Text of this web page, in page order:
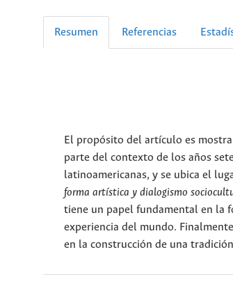
Resumen Referencias
El propósito del artículo es
parte del contexto de los años
latinoamericanas, y se ubica el
forma artística y dialogismo
tiene un papel fundamental en la
experiencia del mundo.
en la construcción de una